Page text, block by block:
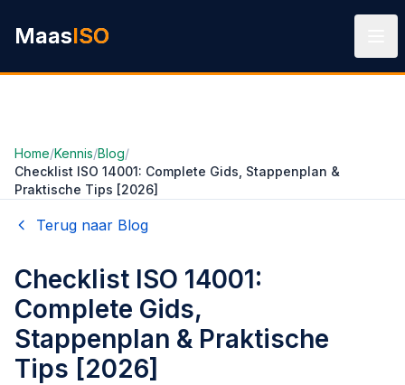
MaasISO
Home/Kennis/Blog/
Checklist ISO 14001: Complete Gids, Stappenplan &
Praktische Tips [2026]
Terug naar Blog
Checklist ISO 14001:
Complete Gids,
Stappenplan & Praktische
Tips [2026]